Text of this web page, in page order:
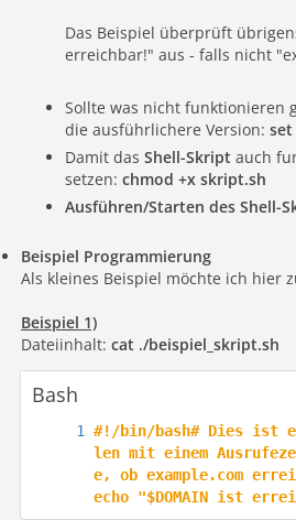
Das Beispiel überprüft
erreichbar!" aus - falls nicht
Sollte was nicht funktionieren
die ausführlichere Version: set
Damit das Shell-Skript auch
setzen: chmod +x skript.sh
Ausführen/Starten des Shell-
Beispiel Programmierung
Als kleines Beispiel möchte ich hier
Beispiel 1)
Dateiinhalt: cat ./beispiel_skript.sh
Bash
#!/bin/bash# Dies ist
len mit einem
e, ob example.com
echo "$DOMAIN ist